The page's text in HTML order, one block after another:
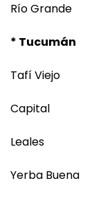
Río Grande
* Tucumán
Tafí Viejo
Capital
Leales
Yerba Buena